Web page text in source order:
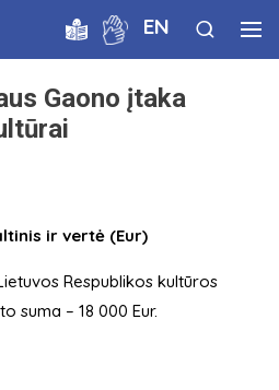
EN
Gaono įtaka
ir vertė (Eur)
Respublikos kultūros
suma – 18 000 Eur.